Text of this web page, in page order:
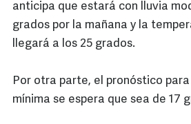
anticipa que estará con lluvia
grados por la mañana y la
llegará a los 25 grados.
Por otra parte, el pronóstico
mínima se espera que sea de 17